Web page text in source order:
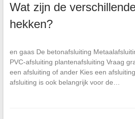
Wat zijn de
hekken?
en gaas De betonafsluiting
PVC-afsluiting plantenafsluiting Vraag
een afsluiting of ander Kies een
afsluiting is ook belangrijk voor de…